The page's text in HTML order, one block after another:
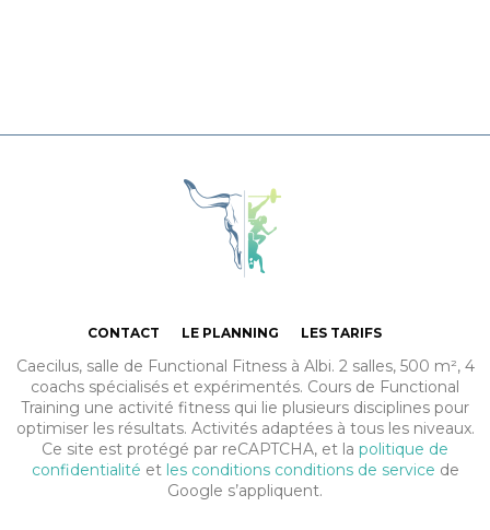
Caecilus Functional Fitness
CONTACT LE PLANNING LES TARIFS
Caecilus, salle de Functional Fitness à Albi. 2 salles, 500 m², 4
coachs spécialisés et expérimentés. Cours de Functional
Training une activité fitness qui lie plusieurs disciplines pour
optimiser les résultats. Activités adaptées à tous les niveaux.
Ce site est protégé par reCAPTCHA, et la politique de
confidentialité et les conditions conditions de service de
Google s’appliquent.